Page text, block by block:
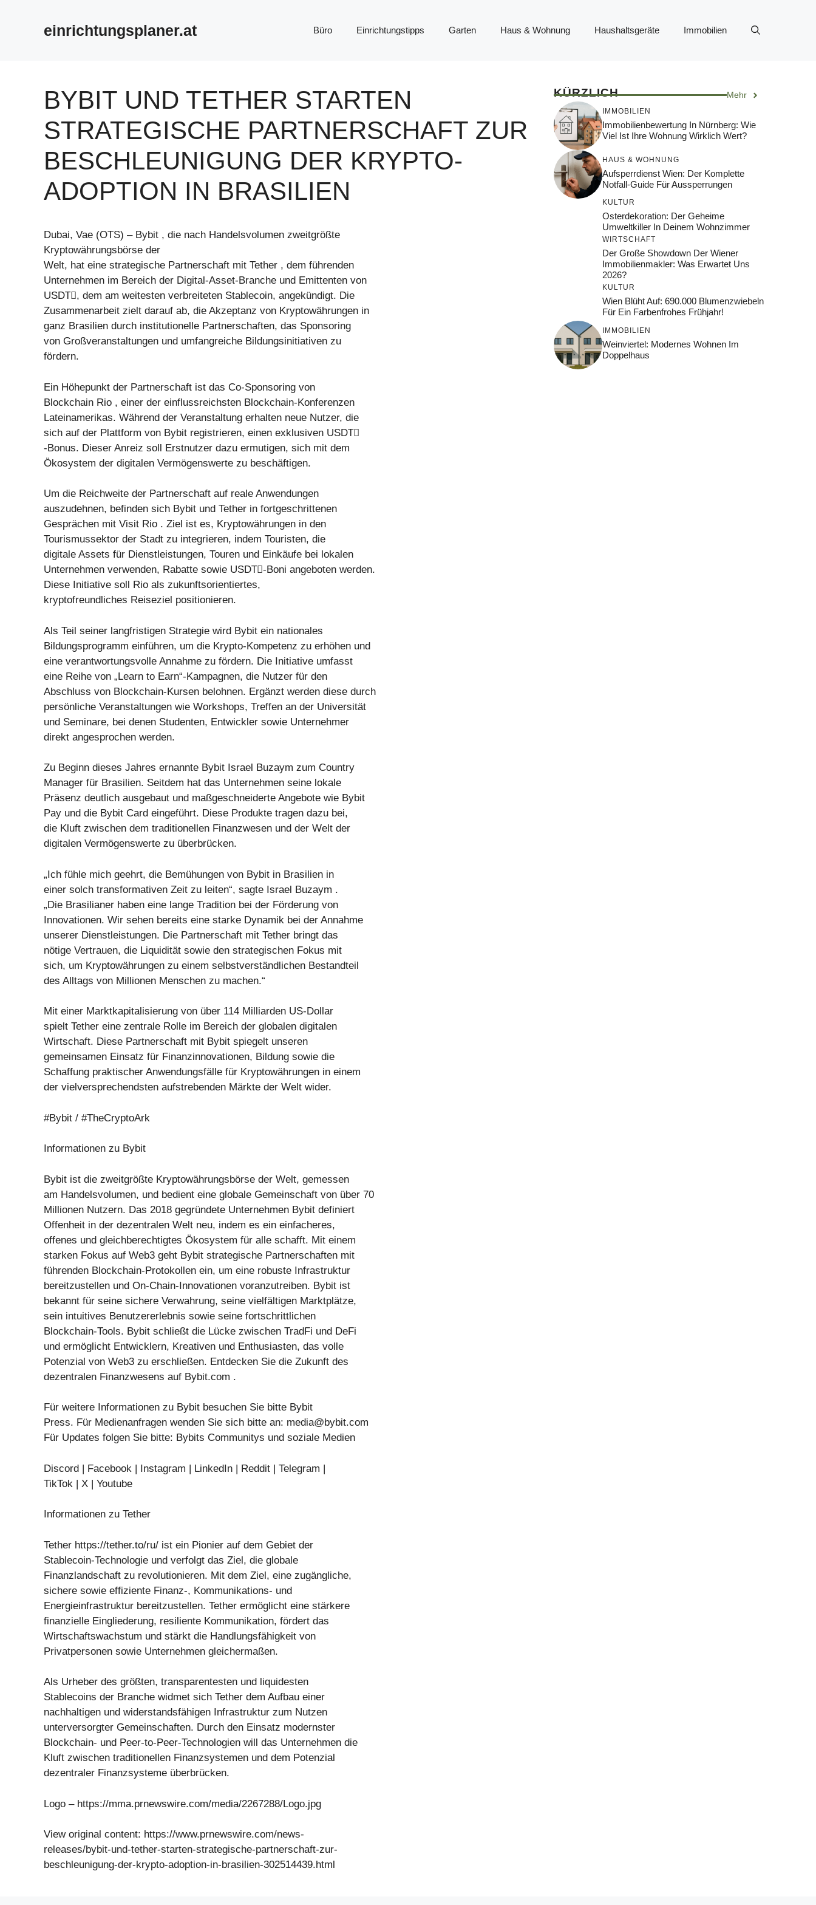
einrichtungsplaner.at Büro Einrichtungstipps Garten Haus & Wohnung Haushaltsgeräte Immobilien
BYBIT UND TETHER STARTEN
STRATEGISCHE PARTNERSCHAFT ZUR
BESCHLEUNIGUNG DER KRYPTO-
ADOPTION IN BRASILIEN
Dubai, Vae (OTS) – Bybit , die nach Handelsvolumen zweitgrößte
Kryptowährungsbörse der
Welt, hat eine strategische Partnerschaft mit Tether , dem führenden
Unternehmen im Bereich der Digital-Asset-Branche und Emittenten von
USDT⃫, dem am weitesten verbreiteten Stablecoin, angekündigt. Die
Zusammenarbeit zielt darauf ab, die Akzeptanz von Kryptowährungen in
ganz Brasilien durch institutionelle Partnerschaften, das Sponsoring
von Großveranstaltungen und umfangreiche Bildungsinitiativen zu
fördern.
Ein Höhepunkt der Partnerschaft ist das Co-Sponsoring von
Blockchain Rio , einer der einflussreichsten Blockchain-Konferenzen
Lateinamerikas. Während der Veranstaltung erhalten neue Nutzer, die
sich auf der Plattform von Bybit registrieren, einen exklusiven USDT⃫
-Bonus. Dieser Anreiz soll Erstnutzer dazu ermutigen, sich mit dem
Ökosystem der digitalen Vermögenswerte zu beschäftigen.
Um die Reichweite der Partnerschaft auf reale Anwendungen
auszudehnen, befinden sich Bybit und Tether in fortgeschrittenen
Gesprächen mit Visit Rio . Ziel ist es, Kryptowährungen in den
Tourismussektor der Stadt zu integrieren, indem Touristen, die
digitale Assets für Dienstleistungen, Touren und Einkäufe bei lokalen
Unternehmen verwenden, Rabatte sowie USDT⃫-Boni angeboten werden.
Diese Initiative soll Rio als zukunftsorientiertes,
kryptofreundliches Reiseziel positionieren.
Als Teil seiner langfristigen Strategie wird Bybit ein nationales
Bildungsprogramm einführen, um die Krypto-Kompetenz zu erhöhen und
eine verantwortungsvolle Annahme zu fördern. Die Initiative umfasst
eine Reihe von „Learn to Earn“-Kampagnen, die Nutzer für den
Abschluss von Blockchain-Kursen belohnen. Ergänzt werden diese durch
persönliche Veranstaltungen wie Workshops, Treffen an der Universität
und Seminare, bei denen Studenten, Entwickler sowie Unternehmer
direkt angesprochen werden.
Zu Beginn dieses Jahres ernannte Bybit Israel Buzaym zum Country
Manager für Brasilien. Seitdem hat das Unternehmen seine lokale
Präsenz deutlich ausgebaut und maßgeschneiderte Angebote wie Bybit
Pay und die Bybit Card eingeführt. Diese Produkte tragen dazu bei,
die Kluft zwischen dem traditionellen Finanzwesen und der Welt der
digitalen Vermögenswerte zu überbrücken.
„Ich fühle mich geehrt, die Bemühungen von Bybit in Brasilien in
einer solch transformativen Zeit zu leiten“, sagte Israel Buzaym .
„Die Brasilianer haben eine lange Tradition bei der Förderung von
Innovationen. Wir sehen bereits eine starke Dynamik bei der Annahme
unserer Dienstleistungen. Die Partnerschaft mit Tether bringt das
nötige Vertrauen, die Liquidität sowie den strategischen Fokus mit
sich, um Kryptowährungen zu einem selbstverständlichen Bestandteil
des Alltags von Millionen Menschen zu machen.“
Mit einer Marktkapitalisierung von über 114 Milliarden US-Dollar
spielt Tether eine zentrale Rolle im Bereich der globalen digitalen
Wirtschaft. Diese Partnerschaft mit Bybit spiegelt unseren
gemeinsamen Einsatz für Finanzinnovationen, Bildung sowie die
Schaffung praktischer Anwendungsfälle für Kryptowährungen in einem
der vielversprechendsten aufstrebenden Märkte der Welt wider.
#Bybit / #TheCryptoArk
Informationen zu Bybit
Bybit ist die zweitgrößte Kryptowährungsbörse der Welt, gemessen
am Handelsvolumen, und bedient eine globale Gemeinschaft von über 70
Millionen Nutzern. Das 2018 gegründete Unternehmen Bybit definiert
Offenheit in der dezentralen Welt neu, indem es ein einfacheres,
offenes und gleichberechtigtes Ökosystem für alle schafft. Mit einem
starken Fokus auf Web3 geht Bybit strategische Partnerschaften mit
führenden Blockchain-Protokollen ein, um eine robuste Infrastruktur
bereitzustellen und On-Chain-Innovationen voranzutreiben. Bybit ist
bekannt für seine sichere Verwahrung, seine vielfältigen Marktplätze,
sein intuitives Benutzererlebnis sowie seine fortschrittlichen
Blockchain-Tools. Bybit schließt die Lücke zwischen TradFi und DeFi
und ermöglicht Entwicklern, Kreativen und Enthusiasten, das volle
Potenzial von Web3 zu erschließen. Entdecken Sie die Zukunft des
dezentralen Finanzwesens auf Bybit.com .
Für weitere Informationen zu Bybit besuchen Sie bitte Bybit
Press. Für Medienanfragen wenden Sie sich bitte an: media@bybit.com
Für Updates folgen Sie bitte: Bybits Communitys und soziale Medien
Discord | Facebook | Instagram | LinkedIn | Reddit | Telegram |
TikTok | X | Youtube
Informationen zu Tether
Tether https://tether.to/ru/ ist ein Pionier auf dem Gebiet der
Stablecoin-Technologie und verfolgt das Ziel, die globale
Finanzlandschaft zu revolutionieren. Mit dem Ziel, eine zugängliche,
sichere sowie effiziente Finanz-, Kommunikations- und
Energieinfrastruktur bereitzustellen. Tether ermöglicht eine stärkere
finanzielle Eingliederung, resiliente Kommunikation, fördert das
Wirtschaftswachstum und stärkt die Handlungsfähigkeit von
Privatpersonen sowie Unternehmen gleichermaßen.
Als Urheber des größten, transparentesten und liquidesten
Stablecoins der Branche widmet sich Tether dem Aufbau einer
nachhaltigen und widerstandsfähigen Infrastruktur zum Nutzen
unterversorgter Gemeinschaften. Durch den Einsatz modernster
Blockchain- und Peer-to-Peer-Technologien will das Unternehmen die
Kluft zwischen traditionellen Finanzsystemen und dem Potenzial
dezentraler Finanzsysteme überbrücken.
Logo – https://mma.prnewswire.com/media/2267288/Logo.jpg
View original content: https://www.prnewswire.com/news-
releases/bybit-und-tether-starten-strategische-partnerschaft-zur-
beschleunigung-der-krypto-adoption-in-brasilien-302514439.html
KÜRZLICH Mehr
IMMOBILIEN
Immobilienbewertung In Nürnberg: Wie
Viel Ist Ihre Wohnung Wirklich Wert?
HAUS & WOHNUNG
Aufsperrdienst Wien: Der Komplette
Notfall-Guide Für Aussperrungen
KULTUR
Osterdekoration: Der Geheime
Umweltkiller In Deinem Wohnzimmer
WIRTSCHAFT
Der Große Showdown Der Wiener
Immobilienmakler: Was Erwartet Uns
2026?
KULTUR
Wien Blüht Auf: 690.000 Blumenzwiebeln
Für Ein Farbenfrohes Frühjahr!
IMMOBILIEN
Weinviertel: Modernes Wohnen Im
Doppelhaus